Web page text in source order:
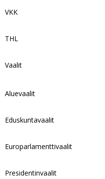
VKK
THL
Vaalit
Aluevaalit
Eduskuntavaalit
Europarlamenttivaalit
Presidentinvaalit